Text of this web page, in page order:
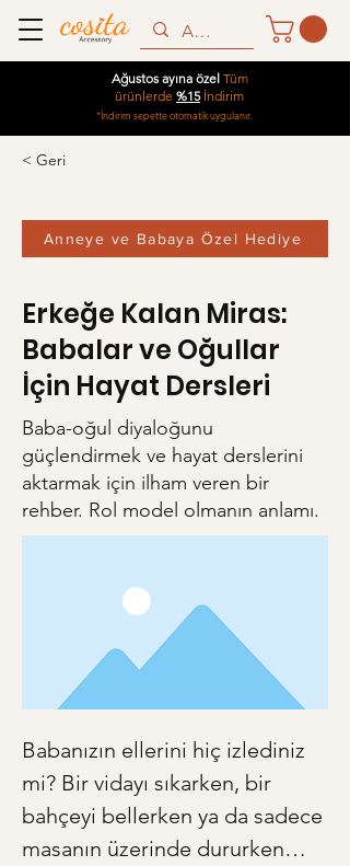
Ağustos ayına özel Tüm
ürünlerde %15İndirim
*İndirim sepette otomatik uygulanır.
< Geri
Anneye ve Babaya Özel Hediye
Erkeğe Kalan Miras:
Babalar ve Oğullar
İçin Hayat Dersleri
Baba-oğul diyaloğunu
güçlendirmek ve hayat derslerini
aktarmak için ilham veren bir
rehber. Rol model olmanın anlamı.
Babanızın ellerini hiç izlediniz
mi? Bir vidayı sıkarken, bir
bahçeyi bellerken ya da sadece
masanın üzerinde dururken…